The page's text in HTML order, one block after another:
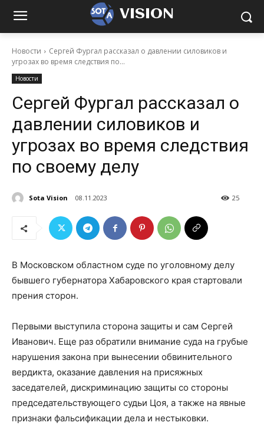
VISION
Новости
Сергей Фургал рассказал о давлении силовиков и
угрозах во время следствия по...
Новости
Сергей Фургал рассказал о
давлении силовиков и
угрозах во время следствия
по своему делу
Sota Vision 08.11.2023 25
В Московском областном суде по уголовному делу
бывшего губернатора Хабаровского края стартовали
прения сторон.
Первыми выступила сторона защиты и сам Сергей
Иванович. Еще раз обратили внимание суда на грубые
нарушения закона при вынесении обвинительного
вердикта, оказание давления на присяжных
заседателей, дискриминацию защиты со стороны
председательствующего судьи Цоя, а также на явные
признаки фальсификации дела и нестыковки.